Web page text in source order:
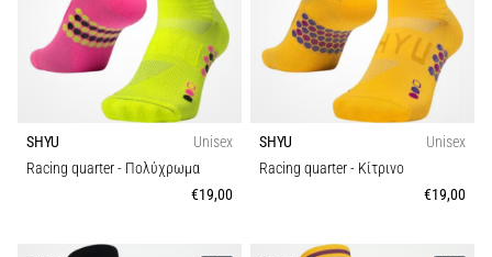
SHYU
Unisex
Racing quarter- Πολύχρωμα
€19,00
SHYU
Unisex
Racing quarter- Κίτρινο
€19,00